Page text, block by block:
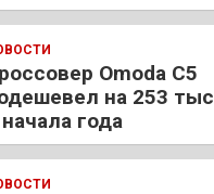
Omoda C5
на 253
года